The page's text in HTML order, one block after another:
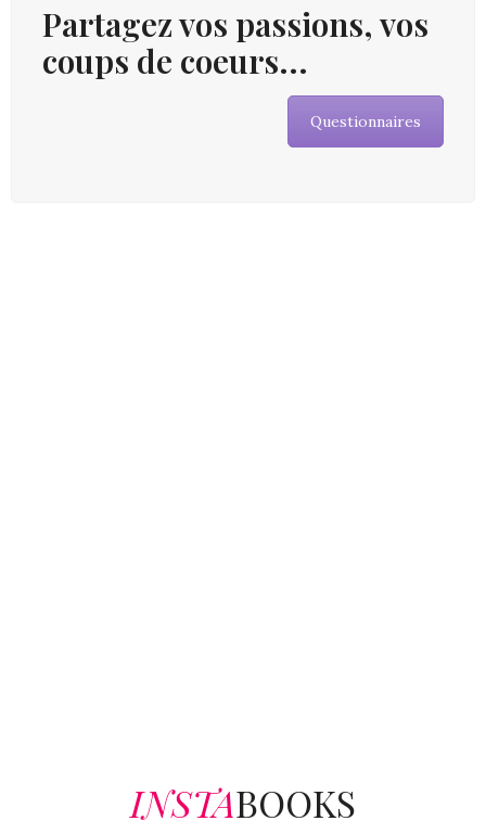
Partagez vos passions, vos
coups de coeurs...
Questionnaires
INSTABOOKS